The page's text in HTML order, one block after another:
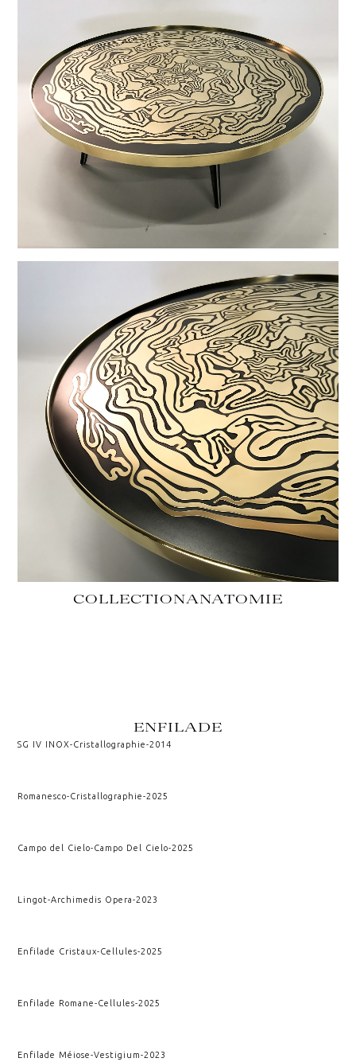
COLLECTIONANATOMIE
ENFILADE
SG IV INOX-Cristallographie-2014
Romanesco-Cristallographie-2025
Campo del Cielo-Campo Del Cielo-2025
Lingot-Archimedis Opera-2023
Enfilade Cristaux-Cellules-2025
Enfilade Romane-Cellules-2025
Enfilade Méiose-Vestigium-2023